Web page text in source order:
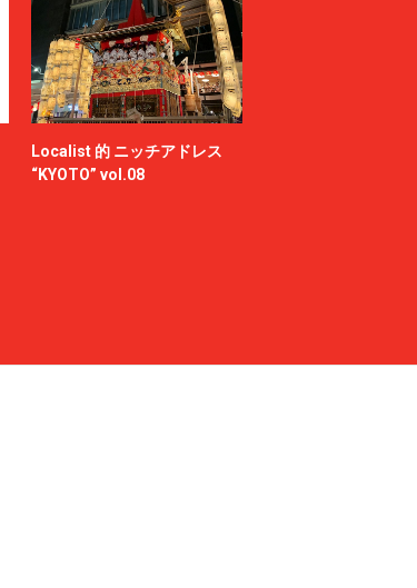
Localist 的 ニッチアドレス
“KYOTO” vol.08